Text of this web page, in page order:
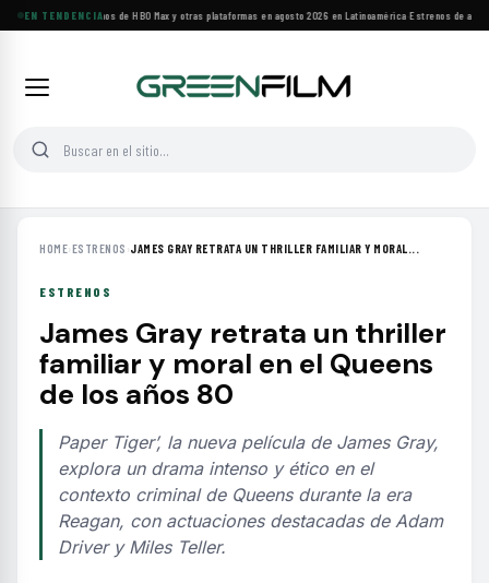
EN TENDENCIA
Principales estrenos de HBO Max y otras plataformas en agosto 2026 en Latinoamérica·Estrenos de
HOME›ESTRENOS ›JAMES GRAY RETRATA UN THRILLER FAMILIAR Y MORAL...
ESTRENOS
James Gray retrata un thriller
familiar y moral en el Queens
de los años 80
Paper Tiger’, la nueva película de James Gray,
explora un drama intenso y ético en el
contexto criminal de Queens durante la era
Reagan, con actuaciones destacadas de Adam
Driver y Miles Teller.